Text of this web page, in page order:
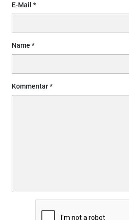
E-Mail
Name
Kommentar